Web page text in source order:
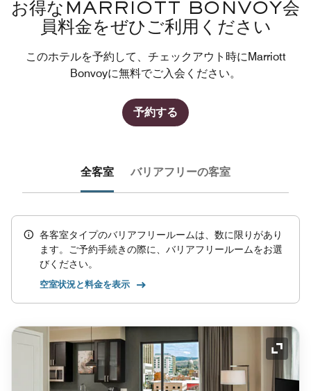
お得なMARRIOTT BONVOY会
員料金をぜひご利用ください
このホテルを予約して、チェックアウト時にMarriott
Bonvoyに無料でご入会ください。
予約する
全客室 バリアフリーの客室
各客室タイプのバリアフリールームは、数に限りがあり
ます。ご予約手続きの際に、バリアフリールームをお選
びください。
空室状況と料金を表示
アイ